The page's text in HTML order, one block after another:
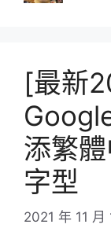
[最新
添繁體
字型
2021 年 11 月